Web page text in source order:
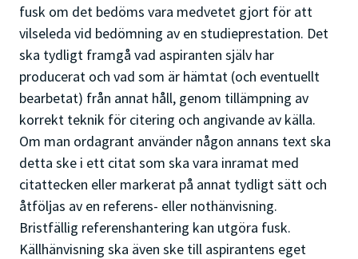
fusk om det bedöms vara medvetet gjort för att
vilseleda vid bedömning av en studieprestation. Det
ska tydligt framgå vad aspiranten själv har
producerat och vad som är hämtat (och eventuellt
bearbetat) från annat håll, genom tillämpning av
korrekt teknik för citering och angivande av källa.
Om man ordagrant använder någon annans text ska
detta ske i ett citat som ska vara inramat med
citattecken eller markerat på annat tydligt sätt och
åtföljas av en referens- eller nothänvisning.
Bristfällig referenshantering kan utgöra fusk.
Källhänvisning ska även ske till aspirantens eget